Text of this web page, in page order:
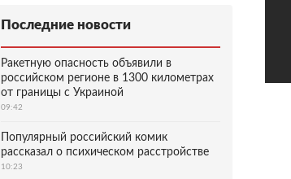
Последние новости
Ракетную опасность объявили в
российском регионе в 1300 километрах
от границы с Украиной
09:42
Популярный российский комик
рассказал о психическом расстройстве
10:23